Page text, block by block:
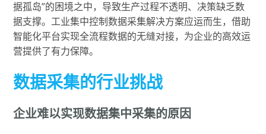
据孤岛”的困境之中，导致生产过程不透明、决策缺乏数
据支撑。工业集中控制数据采集解决方案应运而生，借助
智能化平台实现全流程数据的无缝对接，为企业的高效运
营提供了有力保障。
数据采集的行业挑战
企业难以实现数据集中采集的原因